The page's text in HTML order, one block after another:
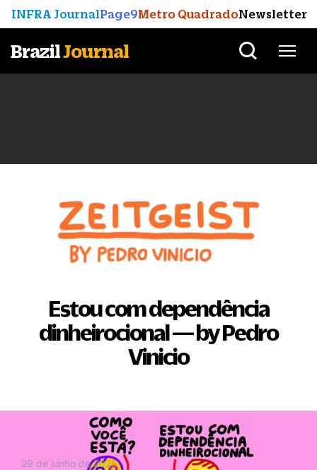
INFRA JournalPage9Metro QuadradoNewsletter
BrazilJournal
Estou com dependência
dinheirocional — by Pedro
Vinicio
29 de junho de 2025